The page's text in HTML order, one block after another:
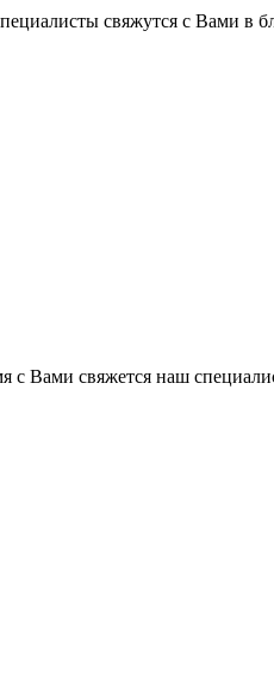
свяжутся с Вами в
с Вами свяжется наш